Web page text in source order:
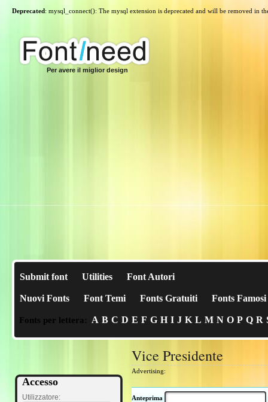
Deprecated: mysql_connect(): The mysql extension is deprecated and will be removed in
Per avere il miglior design
Submit font Utilities Font Autori
Nuovi Fonts Font Temi Fonts Gratuiti Fonts Famosi
Fonts per lettera: A B C D E F G H I J K L M N O P Q R
Accesso
Utilizzatore:
Vice Presidente
Advertising:
Anteprima